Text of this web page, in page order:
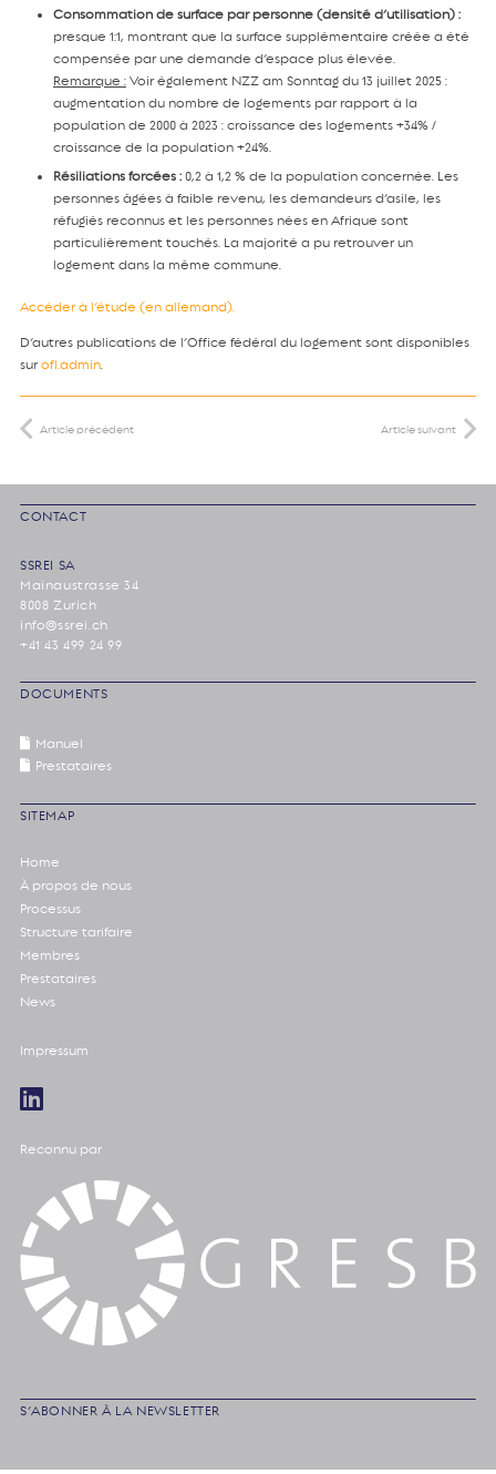
Consommation de surface par personne (densité d’utilisation) :
presque 1:1, montrant que la surface supplémentaire créée a été
compensée par une demande d’espace plus élevée.
Remarque : Voir également NZZ am Sonntag du 13 juillet 2025 :
augmentation du nombre de logements par rapport à la
population de 2000 à 2023 : croissance des logements +34% /
croissance de la population +24%.
Résiliations forcées : 0,2 à 1,2 % de la population concernée. Les
personnes âgées à faible revenu, les demandeurs d’asile, les
réfugiés reconnus et les personnes nées en Afrique sont
particulièrement touchés. La majorité a pu retrouver un
logement dans la même commune.
Accéder à l’étude (en allemand).
D’autres publications de l’Office fédéral du logement sont disponibles
surofl.admin.
Article précédent Article suivant
CONTACT
SSREI SA
Mainaustrasse 34
8008 Zurich
info@ssrei.ch
+41 43 499 24 99
DOCUMENTS
Manuel
Prestataires
SITEMAP
Home
À propos de nous
Processus
Structure tarifaire
Membres
Prestataires
News
Impressum
Reconnu par
S’ABONNER À LA NEWSLETTER